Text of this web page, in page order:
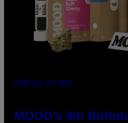
COURTESY OF MOOD
MOOD’s 4th